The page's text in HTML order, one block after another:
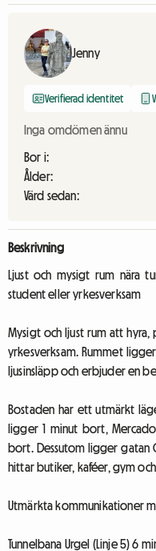
Jenny
Verifierad identitet
Inga omdömen ännu
Bor i:
Ålder:
Värd sedan:
Beskrivning
Ljust och mysigt rum nära
student eller yrkesverksam
Mysigt och ljust rum att
yrkesverksam. Rummet
ljusinsläpp och erbjuder en
Bostaden har ett utmärkt
ligger 1 minut bort,
bort. Dessutom ligger gatan
hittar butiker, kaféer, gym
Utmärkta kommunikationer
Tunnelbana Urgel (Linje 5) 6